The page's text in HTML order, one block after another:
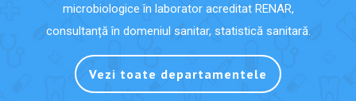
microbiologice în laborator acreditat RENAR,
consultanță în domeniul sanitar, statistică sanitară.
Vezi toate departamentele